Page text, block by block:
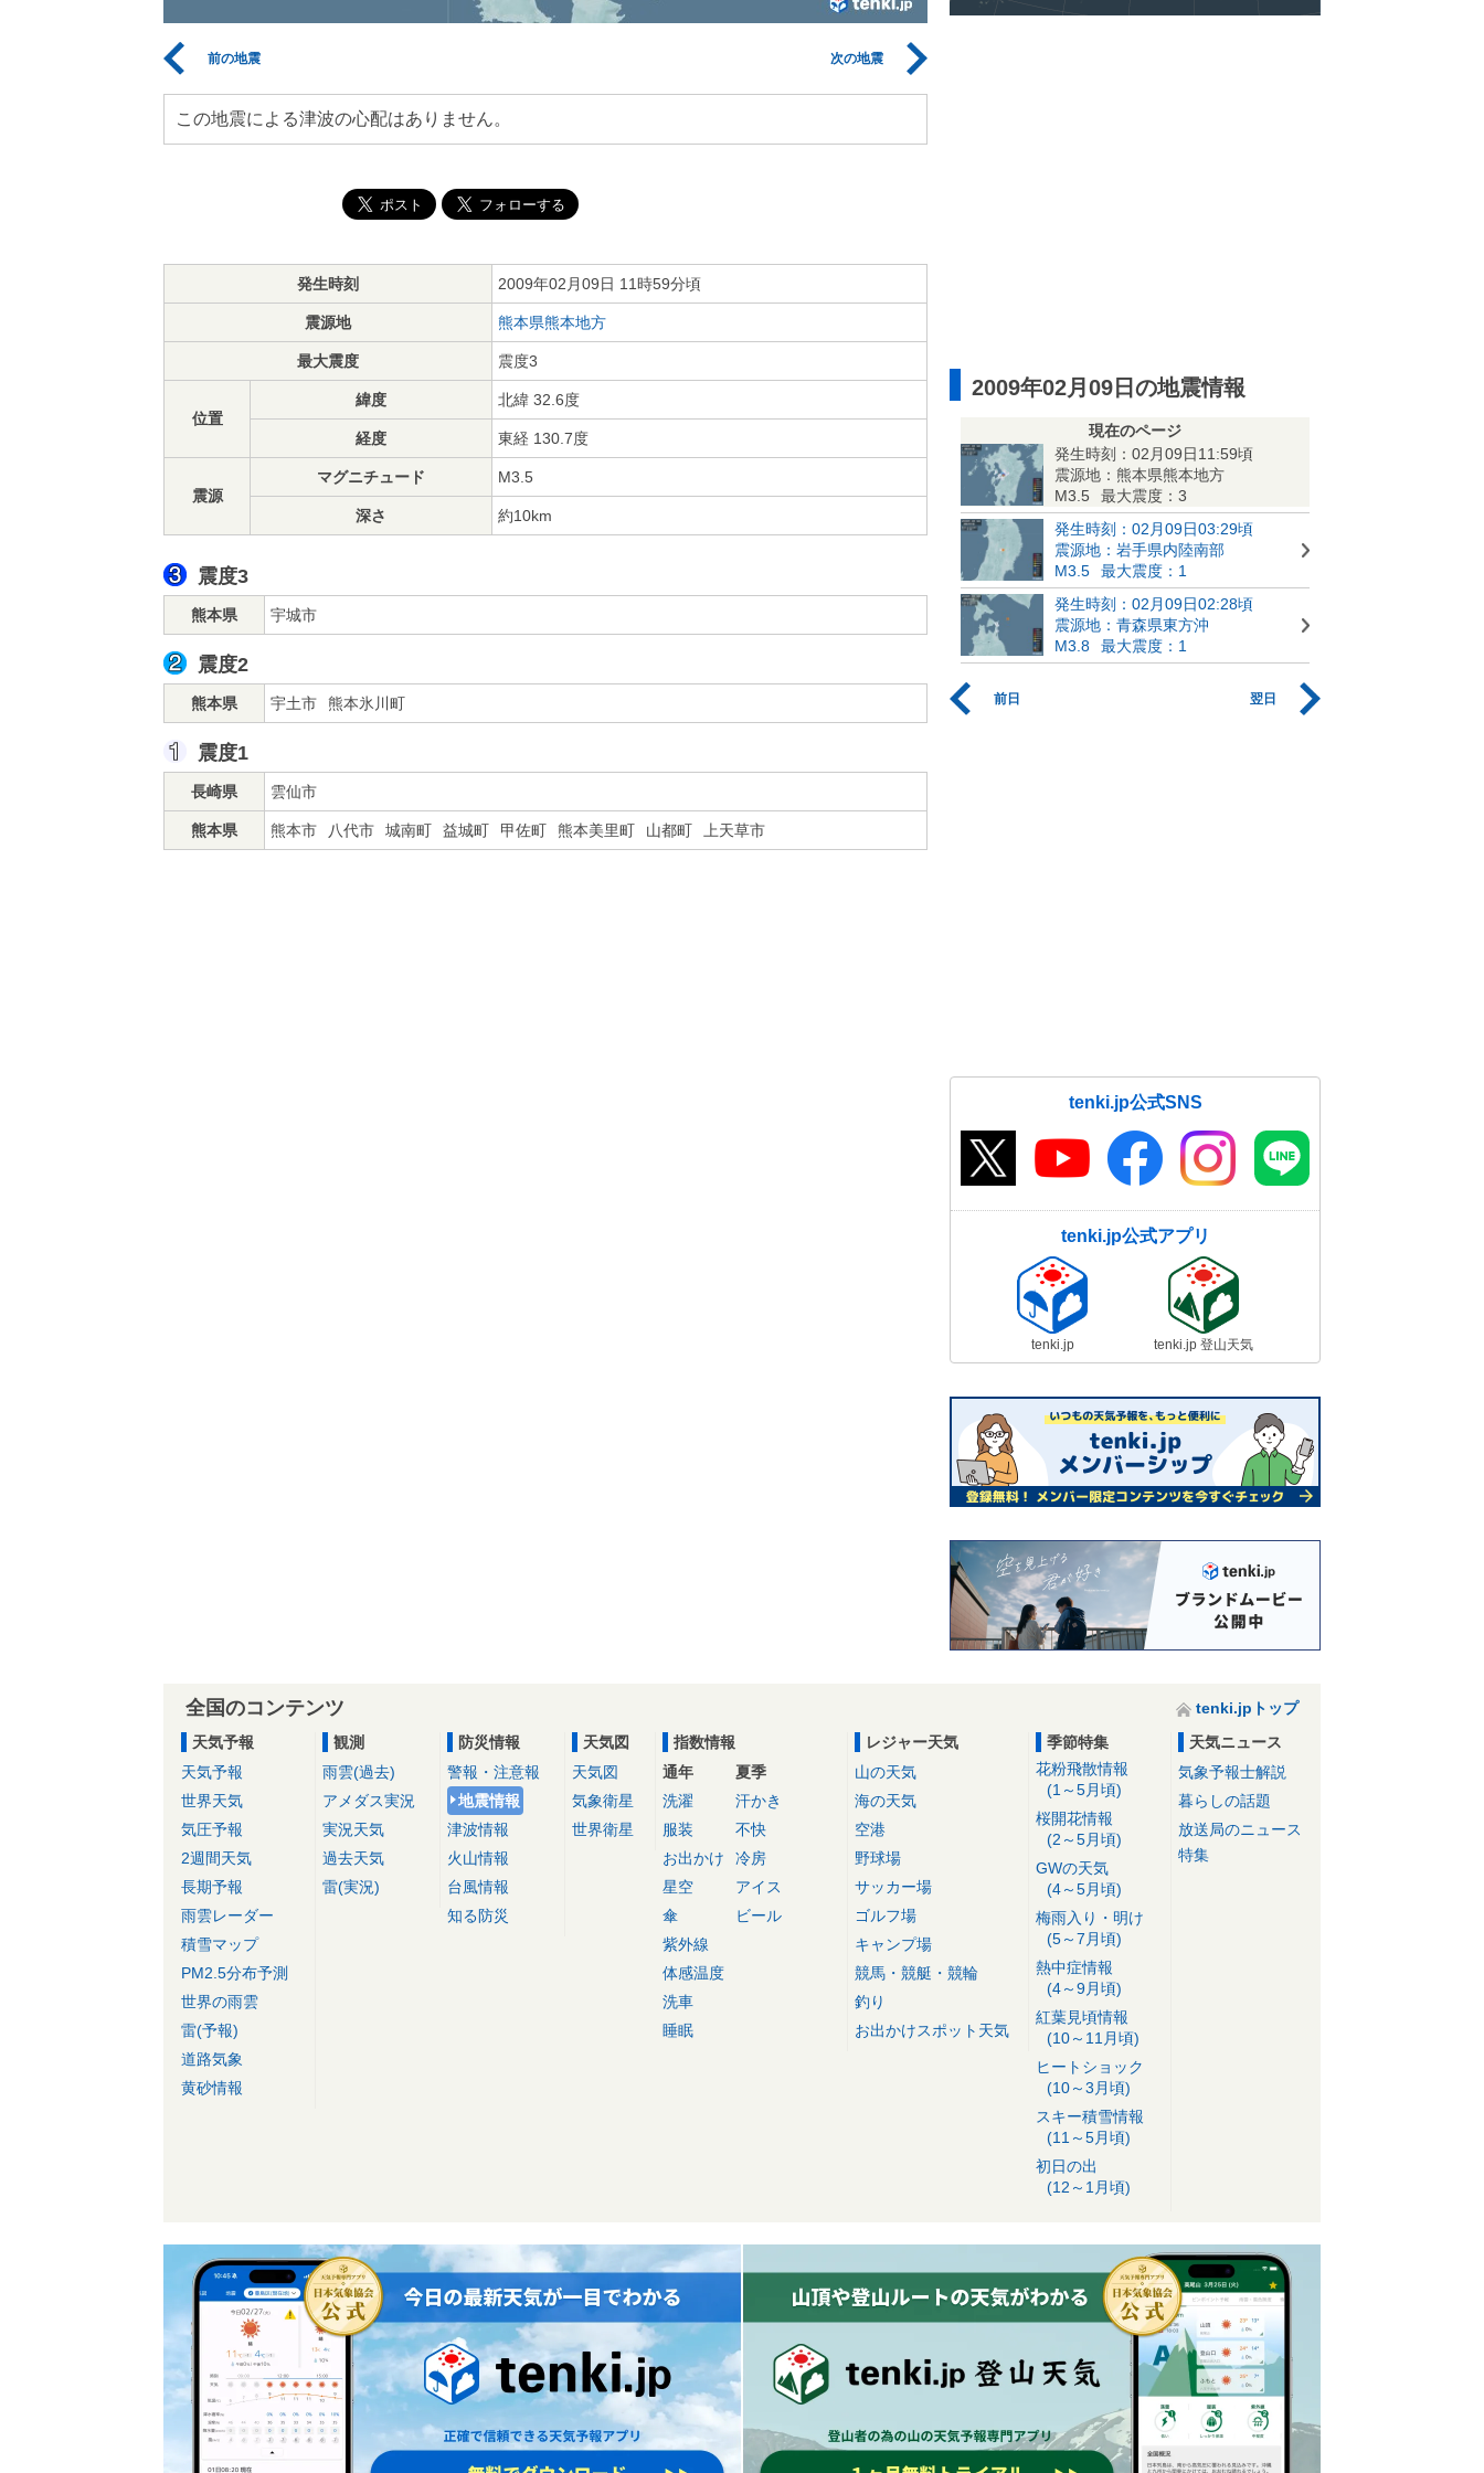
前の地震 次の地震
この地震による津波の心配はありません。
発生時刻 2009年02月09日 11時59分頃
震源地 熊本県熊本地方
最大震度 震度3
位置
緯度 北緯 32.6度
経度 東経 130.7度
震源
マグニチュード M3.5
深さ 約10km
震度3
熊本県 宇城市
震度2
熊本県 宇土市 熊本氷川町
震度1
長崎県 雲仙市
熊本県 熊本市 八代市 城南町 益城町 甲佐町 熊本美里町 山都町 上天草市
2009年02月09日の地震情報
現在のページ
発生時刻：02月09日11:59頃
震源地：熊本県熊本地方
M3.5
最大震度：3
発生時刻：02月09日03:29頃
震源地：岩手県内陸南部
M3.5
最大震度：1
発生時刻：02月09日02:28頃
震源地：青森県東方沖
M3.8
最大震度：1
前日 翌日
tenki.jp公式SNS
tenki.jp公式アプリ
tenki.jp tenki.jp 登山天気
全国のコンテンツ
tenki.jpトップ
天気予報
天気予報
世界天気
気圧予報
2週間天気
長期予報
雨雲レーダー
積雪マップ
PM2.5分布予測
世界の雨雲
雷(予報)
道路気象
黄砂情報
観測
雨雲(過去)
アメダス実況
実況天気
過去天気
雷(実況)
防災情報
警報・注意報
地震情報
津波情報
火山情報
台風情報
知る防災
天気図
天気図
気象衛星
世界衛星
指数情報
通年
洗濯
服装
お出かけ
星空
傘
紫外線
体感温度
洗車
睡眠
夏季
汗かき
不快
冷房
アイス
ビール
レジャー天気
山の天気
海の天気
空港
野球場
サッカー場
ゴルフ場
キャンプ場
競馬・競艇・競輪
釣り
お出かけスポット天気
季節特集
花粉飛散情報
(1～5月頃)
桜開花情報
(2～5月頃)
GWの天気
(4～5月頃)
梅雨入り・明け
(5～7月頃)
熱中症情報
(4～9月頃)
紅葉見頃情報
(10～11月頃)
ヒートショック
(10～3月頃)
スキー積雪情報
(11～5月頃)
初日の出
(12～1月頃)
天気ニュース
気象予報士解説
暮らしの話題
放送局のニュース
特集